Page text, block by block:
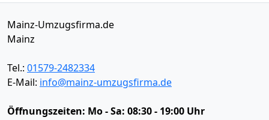
Mainz-Umzugsfirma.de
Mainz
Tel.: 01579-2482334
E-Mail: info@mainz-umzugsfirma.de
Öffnungszeiten: Mo - Sa: 08:30 - 19:00 Uhr